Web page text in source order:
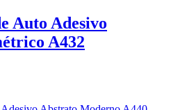
Auto Adesivo
A432